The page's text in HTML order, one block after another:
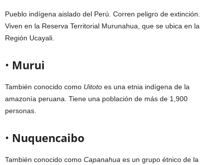
Pueblo indígena aislado del Perú. Corren peligro de extinción.
Viven en la Reserva Territorial Murunahua, que se ubica en la
Región Ucayali.
• Murui
También conocido como Uitoto es una etnia indígena de la
amazonía peruana. Tiene una población de más de 1,900
personas.
• Nuquencaibo
También conocido como Capanahua es un grupo étnico de la